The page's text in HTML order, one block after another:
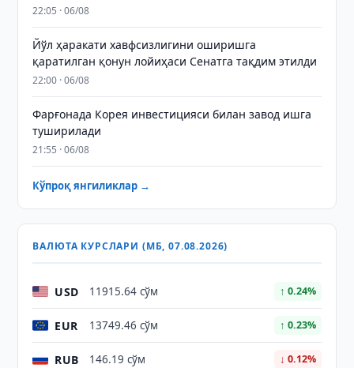
22:05 · 06/08
Йўл ҳаракати хавфсизлигини оширишга
қаратилган қонун лойиҳаси Сенатга тақдим этилди
22:00 · 06/08
Фарғонада Корея инвестицияси билан завод ишга
туширилади
21:55 · 06/08
Кўпроқ янгиликлар →
ВАЛЮТА КУРСЛАРИ (МБ, 07.08.2026)
USD 11915.64 сўм ↑ 0.24%
EUR 13749.46 сўм ↑ 0.23%
RUB 146.19 сўм ↓ 0.12%